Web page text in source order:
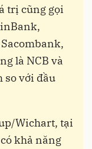
trị cũng gọi
là NCB và
so với đầu
Wichart, tại
khả năng